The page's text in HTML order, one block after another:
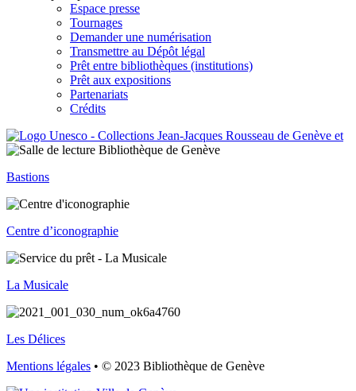
Espace presse
Tournages
Demander une numérisation
Transmettre au Dépôt légal
Prêt entre bibliothèques (institutions)
Prêt aux expositions
Partenariats
Crédits
Bastions
Centre d’iconographie
La Musicale
Les Délices
Mentions légales • © 2023 Bibliothèque de Genève